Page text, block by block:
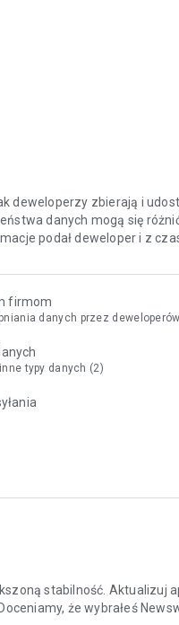
i ciekawymi
prywatności oraz
deweloperzy zbierają i
danych mogą się
podał deweloper i z
firmom
danych przez deweloperów
typy danych (2)
stabilność. Aktualizuj
że wybrałeś